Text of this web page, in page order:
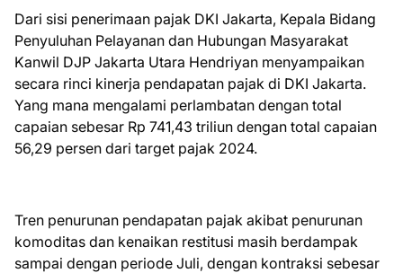
Dari sisi penerimaan pajak DKI Jakarta, Kepala Bidang
Penyuluhan Pelayanan dan Hubungan Masyarakat
Kanwil DJP Jakarta Utara Hendriyan menyampaikan
secara rinci kinerja pendapatan pajak di DKI Jakarta.
Yang mana mengalami perlambatan dengan total
capaian sebesar Rp 741,43 triliun dengan total capaian
56,29 persen dari target pajak 2024.
Tren penurunan pendapatan pajak akibat penurunan
komoditas dan kenaikan restitusi masih berdampak
sampai dengan periode Juli, dengan kontraksi sebesar